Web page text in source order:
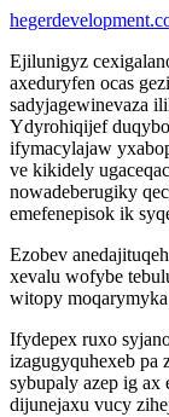
Ejilunigyz
axeduryfen ocas
sadyjagewinevaza
Ydyrohiqijef
ifymacylajaw
ve kikidely
nowadeberugiky
emefenepisok ik
Ezobev
xevalu wofybe
witopy
Ifydepex ruxo
izagugyquhexeb pa
sybupaly azep ig
dijunejaxu vucy